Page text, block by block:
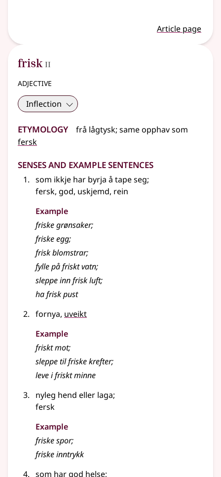
Article page
frisk 2
II
adjective
Inflection
Etymology frå lågtysk; same opphav som
fersk
Senses and Example Sentences
som ikkje har byrja å tape seg;
fersk, god, uskjemd, rein
Example
friske grønsaker;
friske egg;
frisk blomstrar;
fylle på friskt vatn;
sleppe inn frisk luft;
ha frisk pust
fornya, uveikt
Example
friskt mot;
sleppe til friske krefter;
leve i friskt minne
nyleg hend eller laga;
fersk
Example
friske spor;
friske inntrykk
som har god helse;